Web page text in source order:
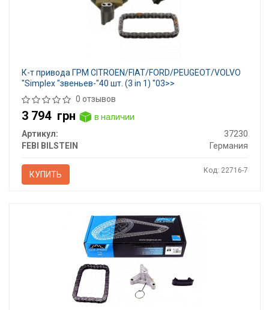
К-т привода ГРМ CITROEN/FIAT/FORD/PEUGEOT/VOLVO
"Simplex "звеньев-"40 шт. (3 in 1) "03>>
0 отзывов
3 794 грн
в наличии
Артикул:
37230
FEBI BILSTEIN
Германия
КУПИТЬ Код: 22716-7